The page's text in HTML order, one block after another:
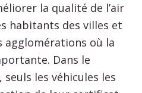
la qualité de l’air
habitants des villes et
où la
Dans le
seuls les véhicules les